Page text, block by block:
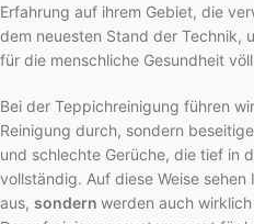
Erfahrung auf ihrem Gebiet, die
dem neuesten Stand der Technik,
für die menschliche Gesundheit
Bei der Teppichreinigung führen
Reinigung durch, sondern
und schlechte Gerüche, die tief in
vollständig. Auf diese Weise
aus, sondern werden auch